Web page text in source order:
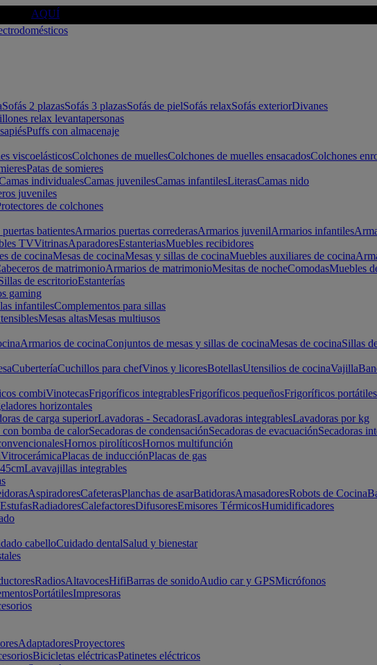
AQUÍ
Sofás 2 plazasSofás 3 plazasSofás de pielSofás relaxSofás exteriorDivanes
relax levantapersonas
Puffs con almacenaje
viscoelásticosColchones de muellesColchones de muelles ensacadosColchones
Patas de somieres
individualesCamas juvenilesCamas infantilesLiterasCamas nido
juveniles
de colchones
batientesArmarios puertas correderasArmarios juvenilArmarios infantiles
TVVitrinasAparadoresEstanteriasMuebles recibidores
de cocinaMesas de cocinaMesas y sillas de cocinaMuebles auxiliares de cocina
de matrimonioArmarios de matrimonioMesitas de nocheComodasMuebles
de escritorioEstanterías
gaming
infantilesComplementos para sillas
Mesas altasMesas multiusos
Armarios de cocinaConjuntos de mesas y sillas de cocinaMesas de cocinaSillas
CuberteríaCuchillos para chefVinos y licoresBotellasUtensilios de cocinaVajilla
combiVinotecasFrigoríficos integrablesFrigoríficos pequeñosFrigoríficos portátiles
horizontales
de carga superiorLavadoras - SecadorasLavadoras integrablesLavadoras por kg
con bomba de calorSecadoras de condensaciónSecadoras de evacuaciónSecadoras
Hornos pirolíticosHornos multifunción
VitrocerámicaPlacas de inducciónPlacas de gas
Lavavajillas integrables
AspiradoresCafeterasPlanchas de asarBatidorasAmasadoresRobots de Cocina
EstufasRadiadoresCalefactoresDifusoresEmisores TérmicosHumidificadores
cabelloCuidado dentalSalud y bienestar
RadiosAltavocesHifiBarras de sonidoAudio car y GPSMicrófonos
PortátilesImpresoras
AdaptadoresProyectores
Bicicletas eléctricasPatinetes eléctricos